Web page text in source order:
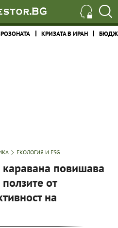
КРИЗАТА В ИРАН
ЕКОЛОГИЯ И ESG
повишава
от
на